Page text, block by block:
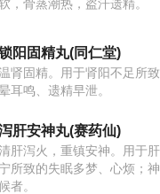
，骨蒸潮热，盗汗遗精。
阳固精丸(同仁堂)
肾固精。用于肾阳不足所
耳鸣、遗精早泄。
肝安神丸(赛药仙)
肝泻火，重镇安神。用于
所致的失眠多梦、心烦；
者。